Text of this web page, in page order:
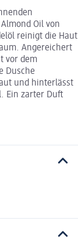
Oil von
reinigt die Haut
Angereichert
vor dem
Dusche
und hinterlässt
Ein zarter Duft